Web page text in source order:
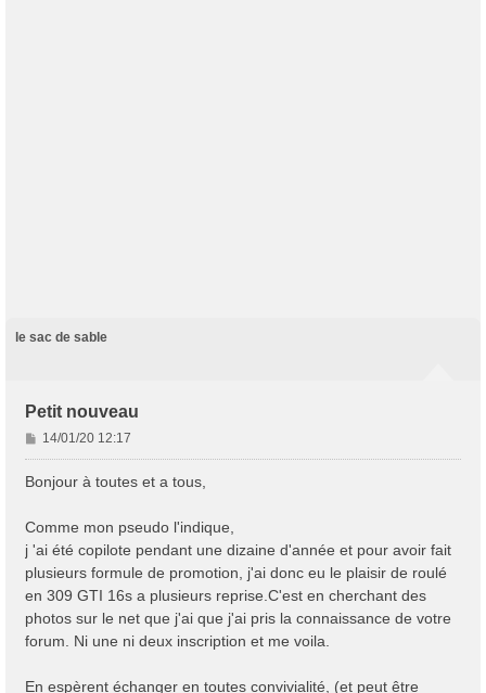
le sac de sable
Petit nouveau
M
e
g
e
14/01/20 12:17
Bonjour à toutes et a tous,
Comme mon pseudo l'indique,
j 'ai été copilote pendant une dizaine d'année et pour avoir fait
plusieurs formule de promotion, j'ai donc eu le plaisir de roulé
en 309 GTI 16s a plusieurs reprise.C'est en cherchant des
photos sur le net que j'ai que j'ai pris la connaissance de votre
forum. Ni une ni deux inscription et me voila.
En espèrent échanger en toutes convivialité, (et peut être